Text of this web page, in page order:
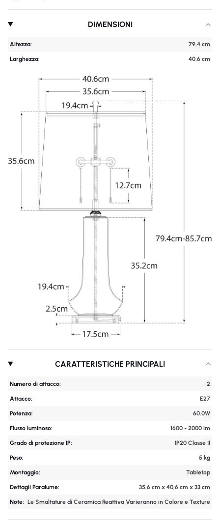
DIMENSIONI
Altezza: 79,4 cm
Larghezza: 40,6 cm
CARATTERISTICHE PRINCIPALI
Numero di attacco: 2
Attacco: E27
Potenza: 60.0W
Flusso luminoso: 1600 - 2000 lm
Grado di protezione IP: IP20 Classe II
Peso: 5 kg
Montaggio: Tabletop
Dettagli Paralume: 35,6 cm x 40,6 cm x 33 cm
Note: Le Smaltature di Ceramica Reattiva Varieranno in Colore e Texture